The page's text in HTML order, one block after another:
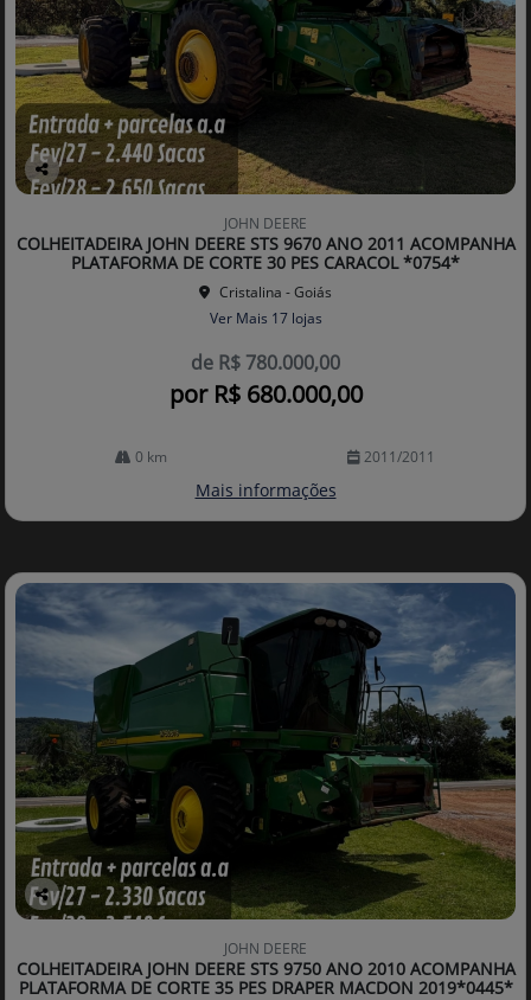
Co
arti
lhe
JOHN DEERE
COLHEITADEIRA JOHN DEERE STS 9670 ANO 2011 ACOMPANHA
PLATAFORMA DE CORTE 30 PES CARACOL *0754*
Cristalina - Goiás
Ver Mais 17 lojas
de R$ 780.000,00
por R$ 680.000,00
0 km 2011/2011
Mais informações
Co
arti
lhe
JOHN DEERE
COLHEITADEIRA JOHN DEERE STS 9750 ANO 2010 ACOMPANHA
PLATAFORMA DE CORTE 35 PES DRAPER MACDON 2019*0445*